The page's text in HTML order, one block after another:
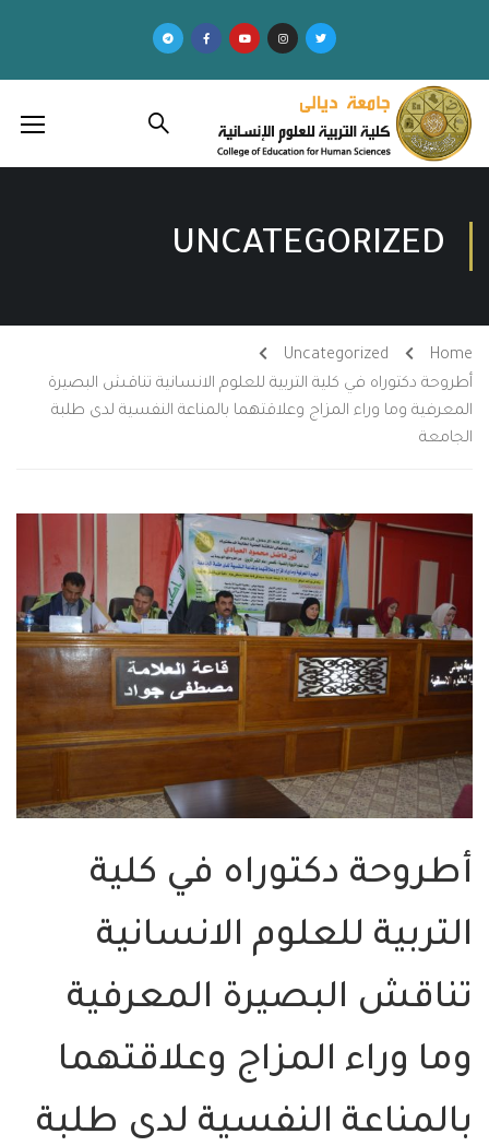
UNCATEGORIZED
Home
Uncategorized
أطروحة دكتوراه في كلية التربية للعلوم الانسانية تناقش البصيرة
المعرفية وما وراء المزاج وعلاقتهما بالمناعة النفسية لدى طلبة
الجامعة
أطروحة دكتوراه في كلية
التربية للعلوم الانسانية
تناقش البصيرة المعرفية
وما وراء المزاج وعلاقتهما
بالمناعة النفسية لدى طلبة